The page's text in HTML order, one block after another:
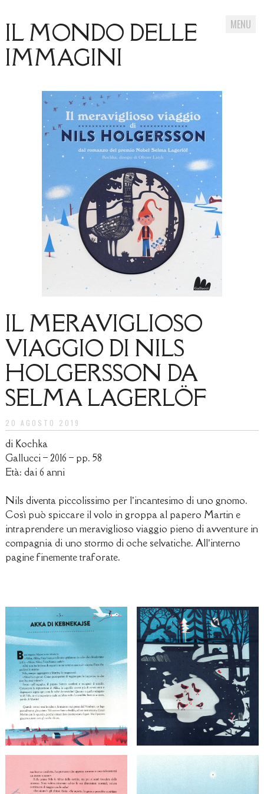
IL MONDO DELLE
IMMAGINI
MENU
IL MERAVIGLIOSO
VIAGGIO DI NILS
HOLGERSSON DA
SELMA LAGERLÖF
20 AGOSTO 2019
di Kochka
Gallucci – 2016 – pp. 58
Età: dai 6 anni
Nils diventa piccolissimo per l’incantesimo di uno gnomo.
Così può spiccare il volo in groppa al papero Martin e
intraprendere un meraviglioso viaggio pieno di avventure in
compagnia di uno stormo di oche selvatiche. All’interno
pagine finemente traforate.